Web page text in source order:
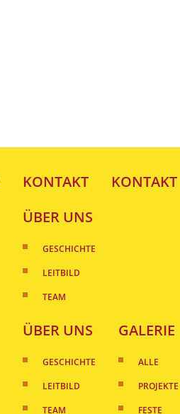
KONTAKT
KONTAKT
ÜBER UNS
GESCHICHTE
LEITBILD
TEAM
ÜBER UNS
GESCHICHTE
LEITBILD
TEAM
GALERIE
ALLE
PROJEKTE
FESTE